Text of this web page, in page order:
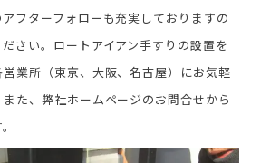
フターフォローも充実しておりますの
さい。ロートアイアン手すりの設置を
業所（東京、大阪、名古屋）にお気軽
た、弊社ホームページのお問合せから